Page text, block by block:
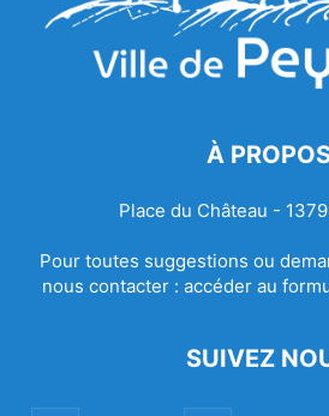
À
Place du Château -
Pour toutes suggestions ou
nous contacter : accéder au
SUIVEZ